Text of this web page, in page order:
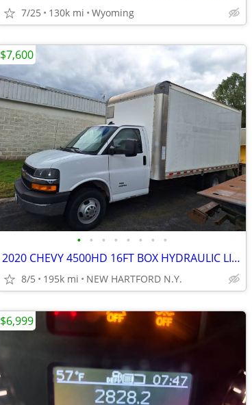
7/25 130k mi Wyoming
• • • • • • • •
2020 CHEVY 4500HD 16FT BOX HYDRAULIC LIFT
8/5 195k mi NEW HARTFORD N.Y.
$7,600
$6,999